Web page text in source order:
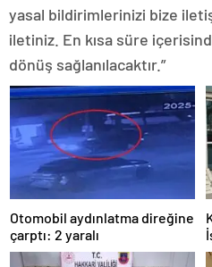
yasal bildirimlerinizi bize
iletiniz. En kısa süre
dönüş sağlanılacaktır.”
Otomobil aydınlatma direğine
çarptı: 2 yaralı